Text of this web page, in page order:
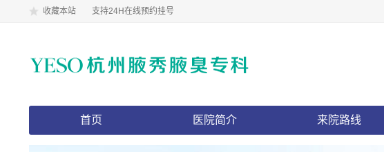
收藏本站 支持24H在线预约挂号
首页 医院简介 来院路线